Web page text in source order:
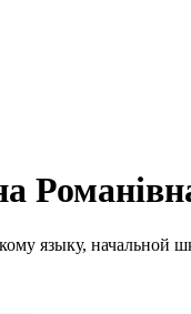
языку, начальной